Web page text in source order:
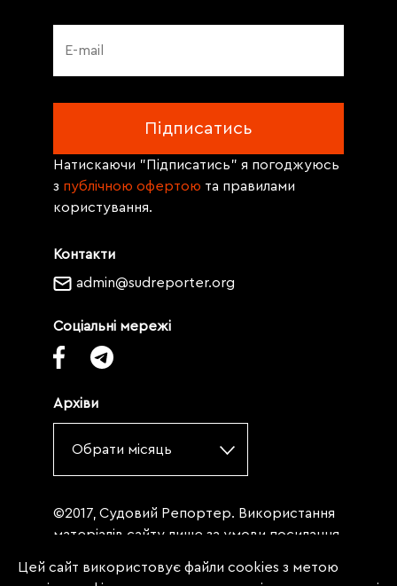
Контакти
admin@sudreporter.org
Соціальні мережі
Архіви
Обрати місяць
Натискаючи "Підписатись" я погоджуюсь
з публічною офертою та правилами
користування.
©2017, Судовий Репортер. Використання
матеріалів сайту лише за умови посилання
«Судовий репортер» не нижче третього
Цей сайт використовує файли cookies з метою